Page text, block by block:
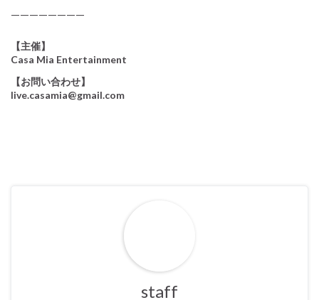
————————
【主催】
Casa Mia Entertainment
【お問い合わせ】
live.casamia@gmail.com
staff